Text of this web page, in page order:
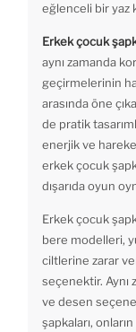
eğlenceli bir yaz
Erkek çocuk
aynı zamanda
geçirmelerinin
arasında öne
de pratik
enerjik ve
erkek çocuk
dışarıda oyun
Erkek çocuk
bere modelleri,
ciltlerine zarar
seçenektir. Aynı
ve desen
şapkaları,